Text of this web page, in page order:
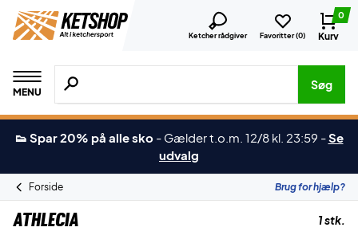
Ketcher rådgiver Favoritter (0)
0
Kurv
MENU
Søg efter produkter, mærker etc.
Søg
👟 Spar 20% på alle sko - Gælder t.o.m. 12/8 kl. 23:59 -Se
udvalg
Forside Brug for hjælp?
Athlecia 1 stk.